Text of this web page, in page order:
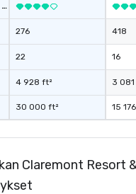
Tapahtumapaikan luokitus
276
22
4 928 ft²
30 000 ft²
418
16
3
15
Claremont Resort